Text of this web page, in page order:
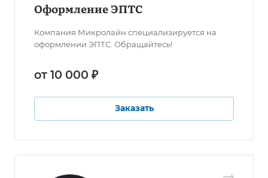
Оформление ЭПТС
Компания Микролайн специализируется на
оформлении ЭПТС. Обращайтесь!
от 10 000 ₽
Заказать